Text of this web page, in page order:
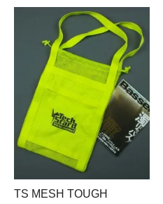
TS MESH TOUGH